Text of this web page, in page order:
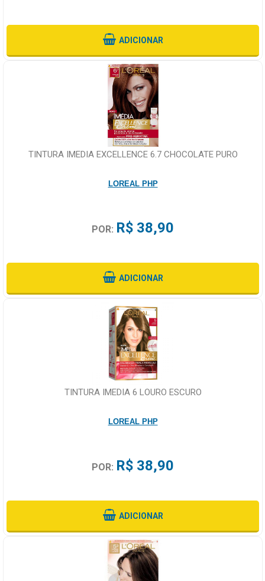
ADICIONAR
TINTURA IMEDIA EXCELLENCE 6.7 CHOCOLATE PURO
LOREAL PHP
POR: R$ 38,90
ADICIONAR
TINTURA IMEDIA 6 LOURO ESCURO
LOREAL PHP
POR: R$ 38,90
ADICIONAR